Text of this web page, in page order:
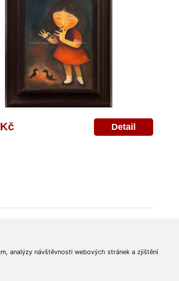
analýzy návštěvnosti webových stránek a zjištění
Detail